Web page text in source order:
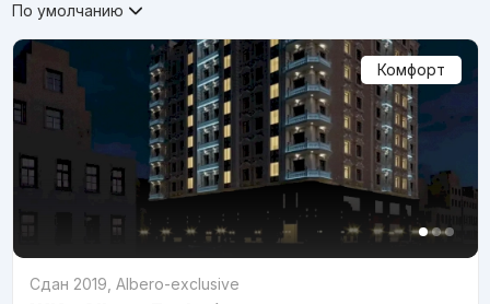
По умолчанию
Комфорт
Сдан 2019 Albero-exclusive